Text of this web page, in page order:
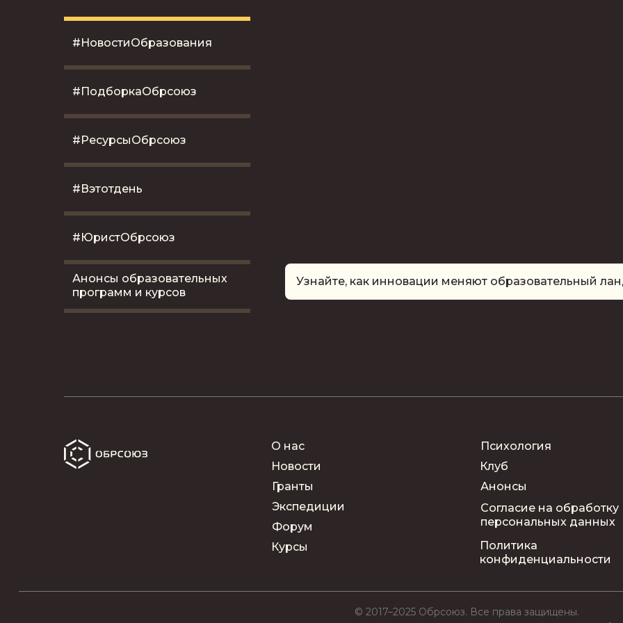
Узнайте, как инновации меняют образовательный
Анонсы образовательных
программ и курсов
#Вэтотдень
#РесурсыОбрсоюз
#ПодборкаОбрсоюз
#НовостиОбразования
#ЮристОбрсоюз
Клуб
Политика
конфиденциальности
Согласие на обработку
персональных данных
Анонсы
Психология
© 2017–2025 Обрсоюз. Все права защищены.
Курсы
Форум
Экспедиции
Гранты
Новости
О нас